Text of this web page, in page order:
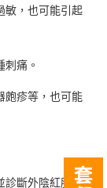
敏，也可能引起
痛。
皰疹等，也可能
診斷外陰紅腫刺